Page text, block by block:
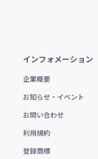
インフォメーション
企業概要
お知らせ・イベント
お問い合わせ
利用規約
登録商標